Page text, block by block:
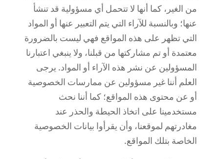
من الغير، كما أنها لا تتحمل أي مسؤولية قد تنشأ
عنها؛ وبالنسبة للآراء التي يتم التعبير عنها أو المواد
التي تظهر على هذه المواقع فهي ليست بالضرورة
معتمدة أو تم مشاركتها من قبلنا، ولا ينبغي اعتبارنا
المسؤولين عن نشر هذه الآراء أو المواد. يرجى
العلم أننا غير مسؤولين عن ممارسات الخصوصية
أو عن محتوى هذه المواقع؛ كما أننا نحث
مستخدمينا على اتخاذ الحيطة والحذر عند
مغادرتهم لموقعنا، وأن يقرأوا بيانات الخصوصية
الخاصة بتلك المواقع.